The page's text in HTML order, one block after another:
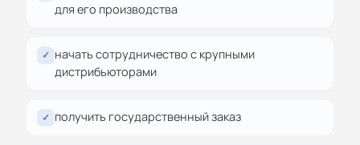
для его производства
✓ начать сотрудничество с крупными
дистрибьюторами
✓ получить государственный заказ